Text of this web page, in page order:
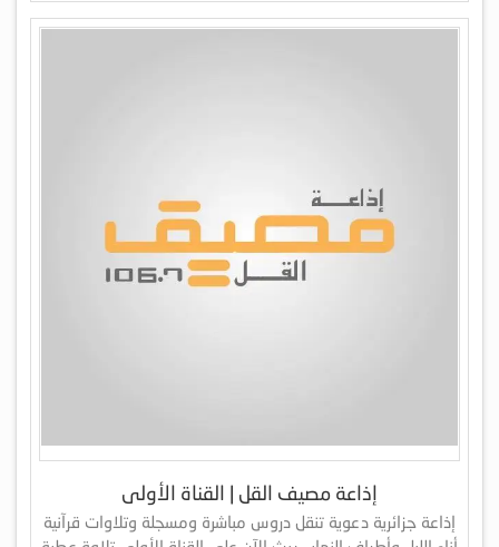
إذاعة مصيف القل | القناة الأولى
إذاعة جزائرية دعوية تنقل دروس مباشرة ومسجلة وتلاوات قرآنية